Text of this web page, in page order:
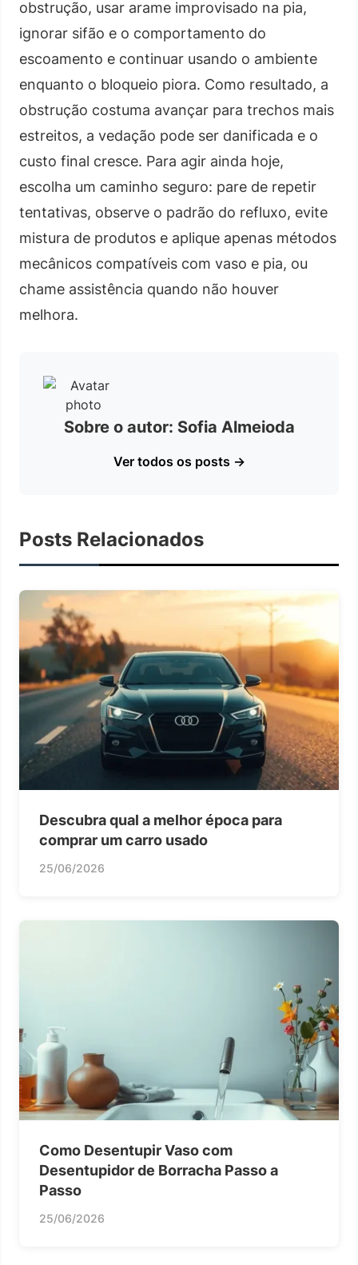
obstrução, usar arame improvisado na pia,
ignorar sifão e o comportamento do
escoamento e continuar usando o ambiente
enquanto o bloqueio piora. Como resultado, a
obstrução costuma avançar para trechos mais
estreitos, a vedação pode ser danificada e o
custo final cresce. Para agir ainda hoje,
escolha um caminho seguro: pare de repetir
tentativas, observe o padrão do refluxo, evite
mistura de produtos e aplique apenas métodos
mecânicos compatíveis com vaso e pia, ou
chame assistência quando não houver
melhora.
Sobre o autor: Sofia Almeioda
Ver todos os posts →
Posts Relacionados
Descubra qual a melhor época para
comprar um carro usado
25/06/2026
Como Desentupir Vaso com
Desentupidor de Borracha Passo a
Passo
25/06/2026